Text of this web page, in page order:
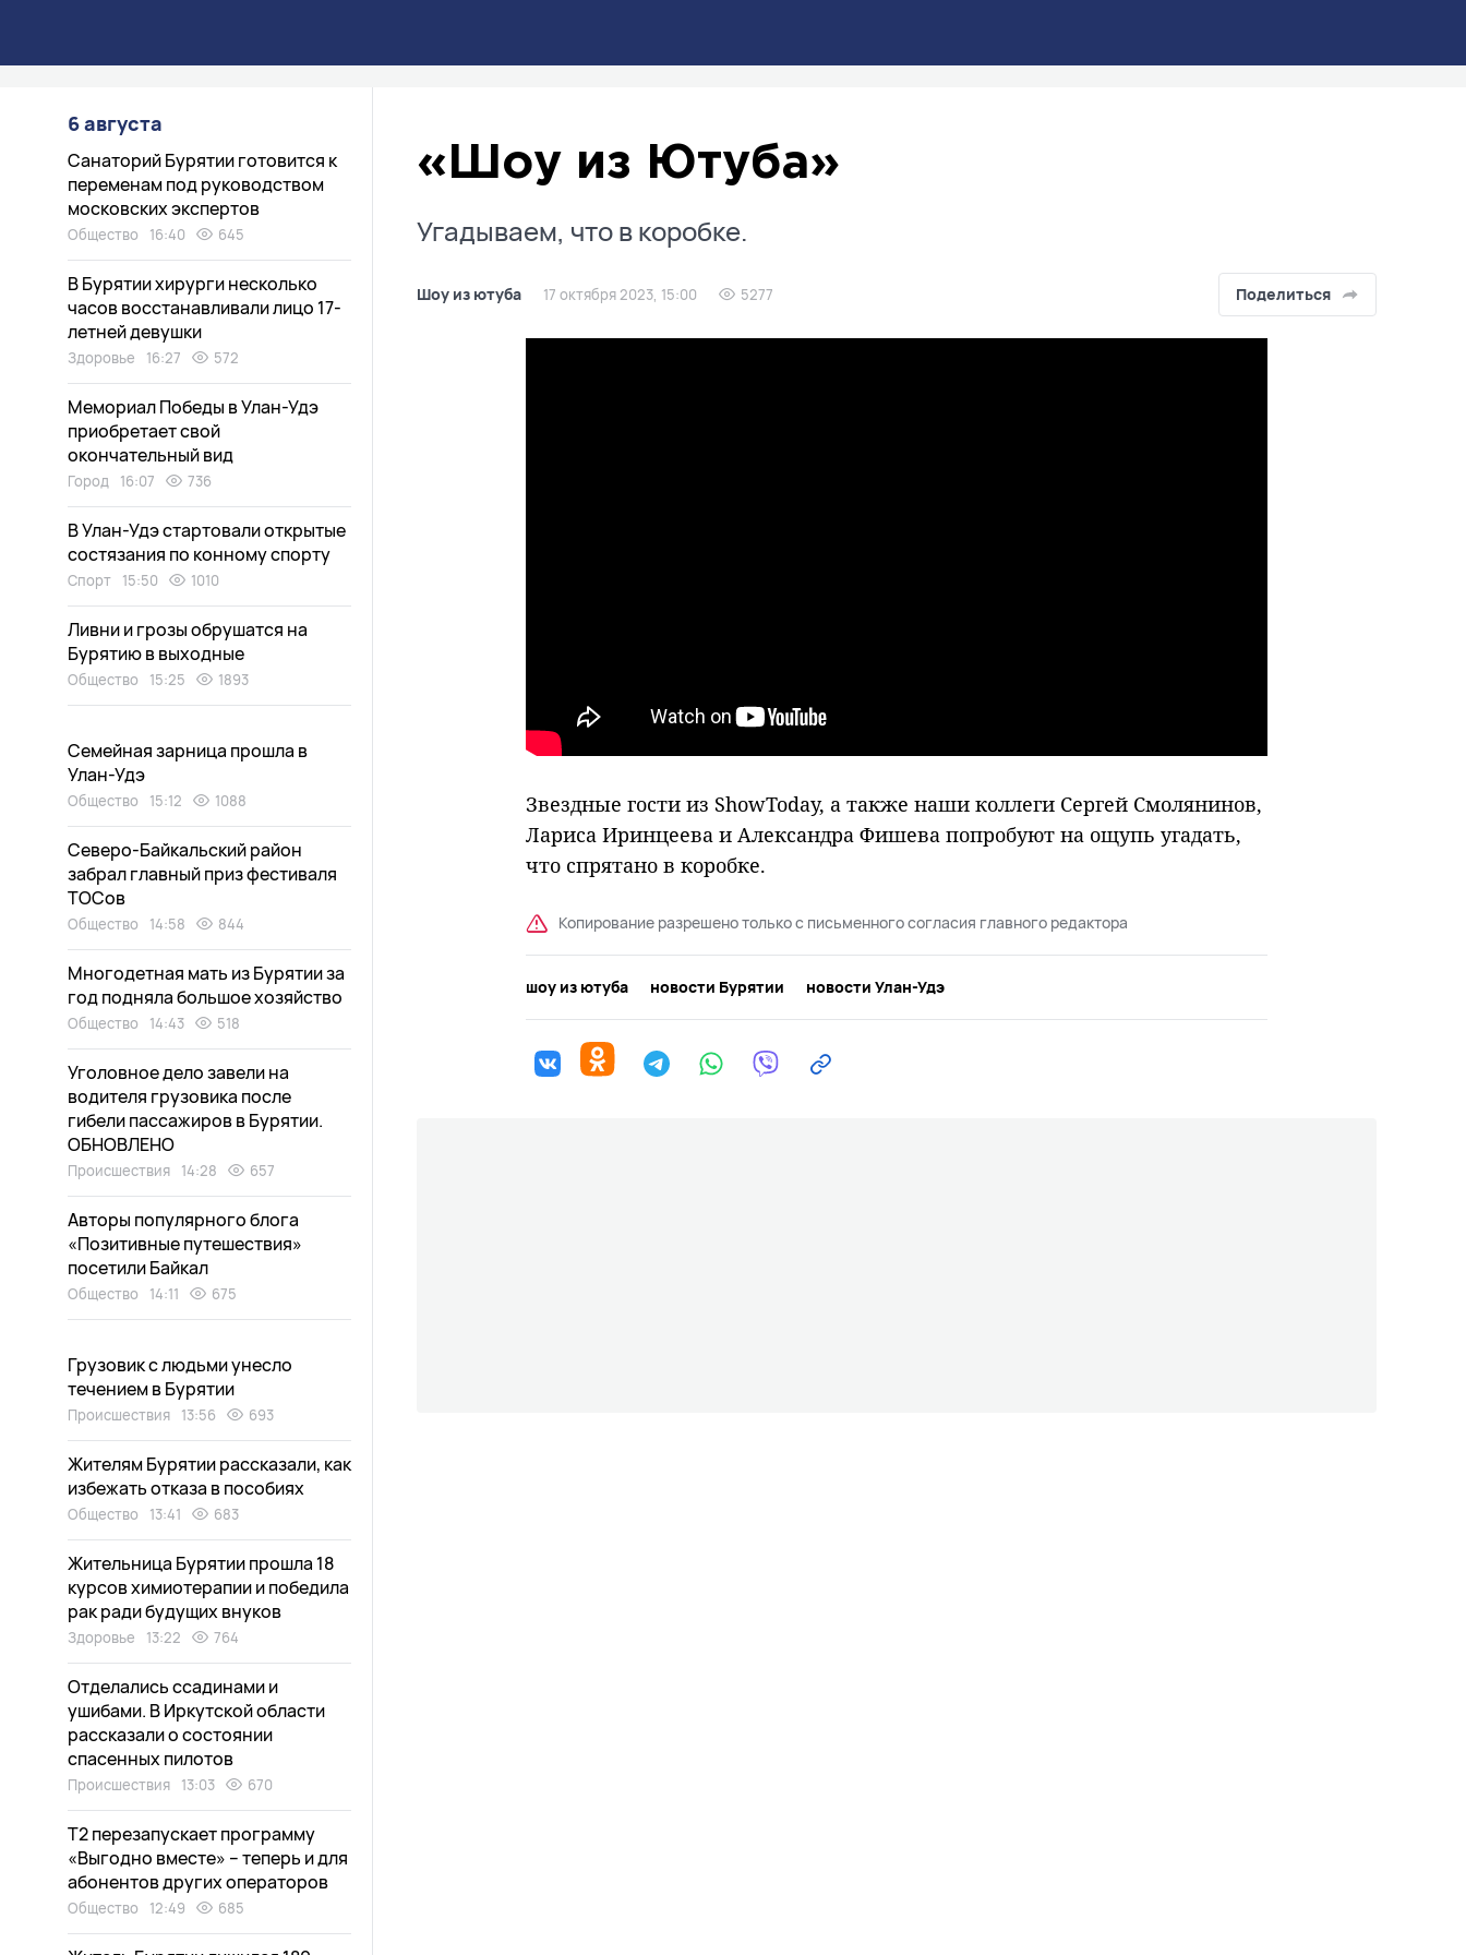
«Шоу из Ютуба»
Угадываем, что в коробке.
Шоу из ютуба 17 октября 2023, 15:00 5277 Поделиться
Звездные гости из ShowToday, а также наши коллеги Сергей Смолянинов,
Лариса Иринцеева и Александра Фишева попробуют на ощупь угадать,
что спрятано в коробке.
Копирование разрешено только с письменного согласия главного редактора
шоу из ютуба новости Бурятии новости Улан-Удэ
6 августа
Санаторий Бурятии готовится к
переменам под руководством
московских экспертов
Общество 16:40 645
В Бурятии хирурги несколько
часов восстанавливали лицо 17-
летней девушки
Здоровье 16:27 572
Мемориал Победы в Улан-Удэ
приобретает свой
окончательный вид
Город 16:07 736
В Улан-Удэ стартовали открытые
состязания по конному спорту
Спорт 15:50 1010
Ливни и грозы обрушатся на
Бурятию в выходные
Общество 15:25 1893
Семейная зарница прошла в
Улан-Удэ
Общество 15:12 1088
Северо-Байкальский район
забрал главный приз фестиваля
ТОСов
Общество 14:58 844
Многодетная мать из Бурятии за
год подняла большое хозяйство
Общество 14:43 518
Уголовное дело завели на
водителя грузовика после
гибели пассажиров в Бурятии.
ОБНОВЛЕНО
Происшествия 14:28 657
Авторы популярного блога
«Позитивные путешествия»
посетили Байкал
Общество 14:11 675
Грузовик с людьми унесло
течением в Бурятии
Происшествия 13:56 693
Жителям Бурятии рассказали, как
избежать отказа в пособиях
Общество 13:41 683
Жительница Бурятии прошла 18
курсов химиотерапии и победила
рак ради будущих внуков
Здоровье 13:22 764
Отделались ссадинами и
ушибами. В Иркутской области
рассказали о состоянии
спасенных пилотов
Происшествия 13:03 670
Т2 перезапускает программу
«Выгодно вместе» – теперь и для
абонентов других операторов
Общество 12:49 685